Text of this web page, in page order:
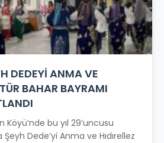
DEDEYİ ANMA VE
BAHAR BAYRAMI
Köyü’nde bu yıl 29’uncusu
Dede’yi Anma ve Hıdırellez